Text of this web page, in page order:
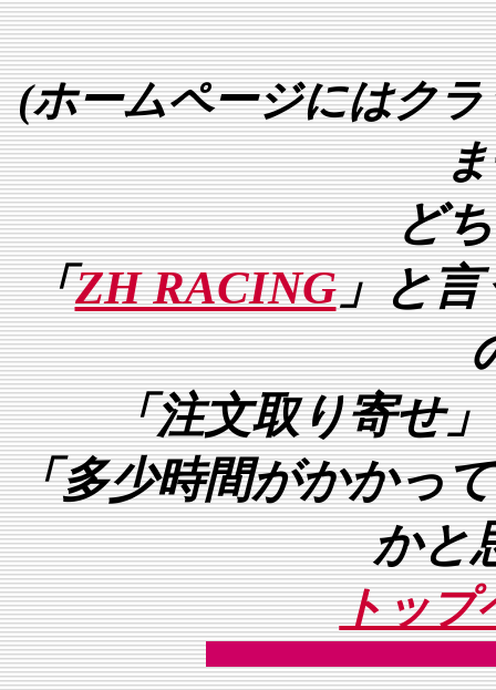
(ホームページにはク
ど
「ZH RACING」と言
「注文取り寄せ
「多少時間がかかっ
かと
トップ